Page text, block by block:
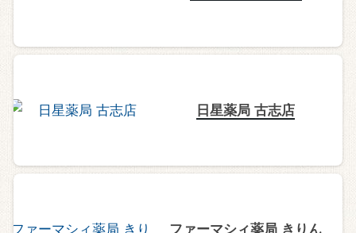
日星薬局 古志店
ファーマシィ薬局 きりん